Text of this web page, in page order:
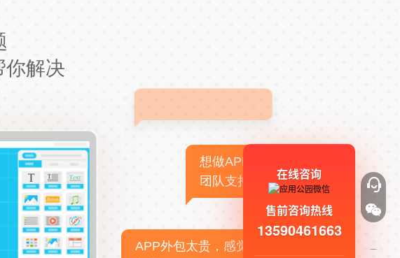
你解决
想做APP，但没有技术
团队支持
APP外包太贵，感觉不
在线咨询
售前咨询热线
13590461663